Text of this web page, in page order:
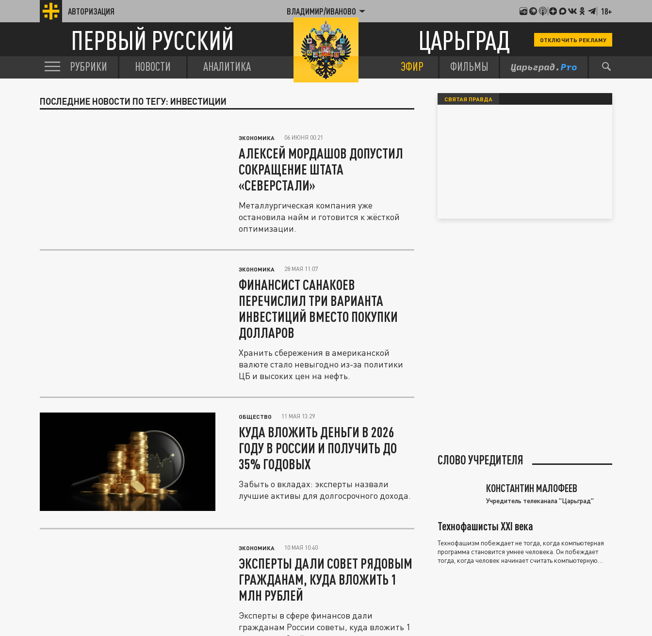
АВТОРИЗАЦИЯ ВЛАДИМИР/ИВАНОВО 18+
ПЕРВЫЙ РУССКИЙ ЦАРЬГРАД ОТКЛЮЧИТЬ РЕКЛАМУ
РУБРИКИ НОВОСТИ АНАЛИТИКА ЭФИР ФИЛЬМЫ
ПОСЛЕДНИЕ НОВОСТИ ПО ТЕГУ: ИНВЕСТИЦИИ
ЭКОНОМИКА 06 ИЮНЯ 00:21
АЛЕКСЕЙ МОРДАШОВ ДОПУСТИЛ
СОКРАЩЕНИЕ ШТАТА
«СЕВЕРСТАЛИ»
Металлургическая компания уже
остановила найм и готовится к жёсткой
оптимизации.
ЭКОНОМИКА 28 МАЯ 11:07
ФИНАНСИСТ САНАКОЕВ
ПЕРЕЧИСЛИЛ ТРИ ВАРИАНТА
ИНВЕСТИЦИЙ ВМЕСТО ПОКУПКИ
ДОЛЛАРОВ
Хранить сбережения в американской
валюте стало невыгодно из-за политики
ЦБ и высоких цен на нефть.
ОБЩЕСТВО 11 МАЯ 13:29
КУДА ВЛОЖИТЬ ДЕНЬГИ В 2026
ГОДУ В РОССИИ И ПОЛУЧИТЬ ДО
35% ГОДОВЫХ
Забыть о вкладах: эксперты назвали
лучшие активы для долгосрочного дохода.
ЭКОНОМИКА 10 МАЯ 10:40
ЭКСПЕРТЫ ДАЛИ СОВЕТ РЯДОВЫМ
ГРАЖДАНАМ, КУДА ВЛОЖИТЬ 1
МЛН РУБЛЕЙ
Эксперты в сфере финансов дали
гражданам России советы, куда вложить 1
СВЯТАЯ ПРАВДА
СЛОВО УЧРЕДИТЕЛЯ
КОНСТАНТИН МАЛОФЕЕВ
Учредитель телеканала "Царьград"
Технофашисты XXI века
Технофашизм побеждает не тогда, когда компьютерная
программа становится умнее человека. Он побеждает
тогда, когда человек начинает считать компьютерную